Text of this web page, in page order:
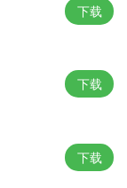
目前所有的主流平
左键和右键点击满
，可以修改为其他
下载
下载
下载